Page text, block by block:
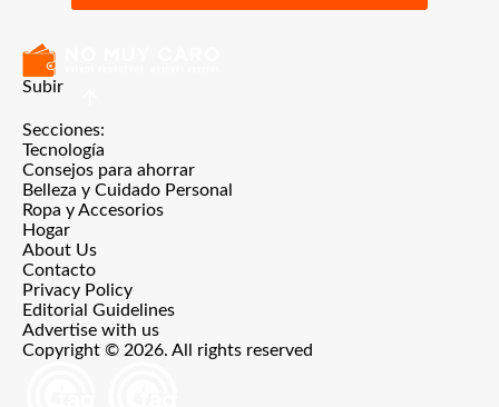
Subir
Secciones:
Tecnología
Consejos para ahorrar
Belleza y Cuidado Personal
Ropa y Accesorios
Hogar
About Us
Contacto
Privacy Policy
Editorial Guidelines
Advertise with us
Copyright © 2026. All rights reserved